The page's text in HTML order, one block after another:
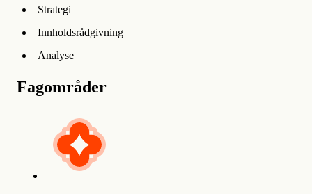
Strategi
Innholdsrådgivning
Analyse
Fagområder